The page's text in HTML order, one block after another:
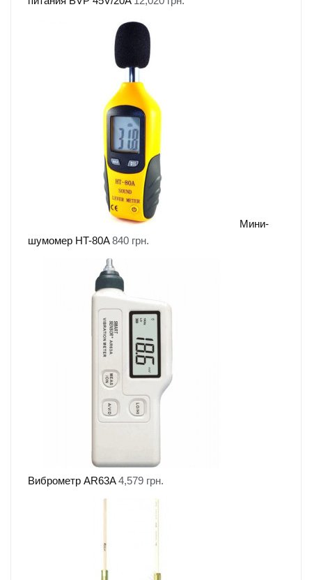
Мини-
шумомер HT-80A 840 грн.
Виброметр AR63A 4,579 грн.